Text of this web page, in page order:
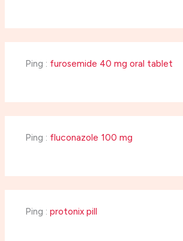
Ping : furosemide 40 mg oral tablet
Ping : fluconazole 100 mg
Ping : protonix pill